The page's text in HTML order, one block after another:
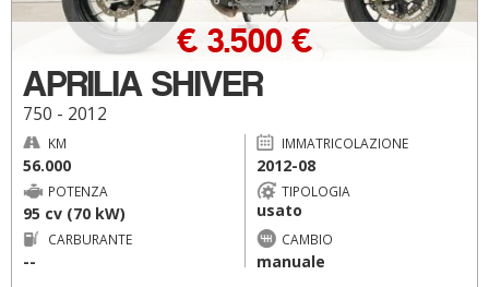
APRILIA SHIVER
750 - 2012
€ 3.500 €
KM
56.000
IMMATRICOLAZIONE
2012-08
POTENZA
95 cv (70 kW)
TIPOLOGIA
usato
CARBURANTE
--
CAMBIO
manuale